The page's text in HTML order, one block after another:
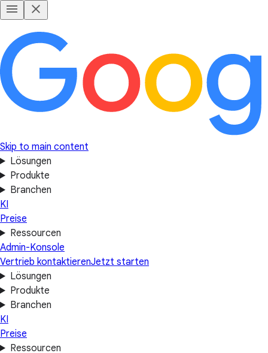
Skip to main content
Lösungen
Produkte
Branchen
KI
Preise
Ressourcen
Admin-Konsole
Vertrieb kontaktierenJetzt starten
Lösungen
Produkte
Branchen
KI
Preise
Ressourcen